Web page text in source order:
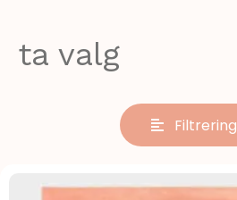
ta valg
Filtrering